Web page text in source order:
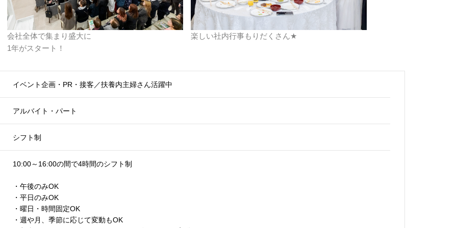
会社全体で集まり盛大に
1年がスタート！
楽しい社内行事もりだくさん★
イベント企画・PR・接客／扶養内主婦さん活躍中
アルバイト・パート
シフト制
10:00～16:00の間で4時間のシフト制
・午後のみOK
・平日のみOK
・曜日・時間固定OK
・週や月、季節に応じて変動もOK